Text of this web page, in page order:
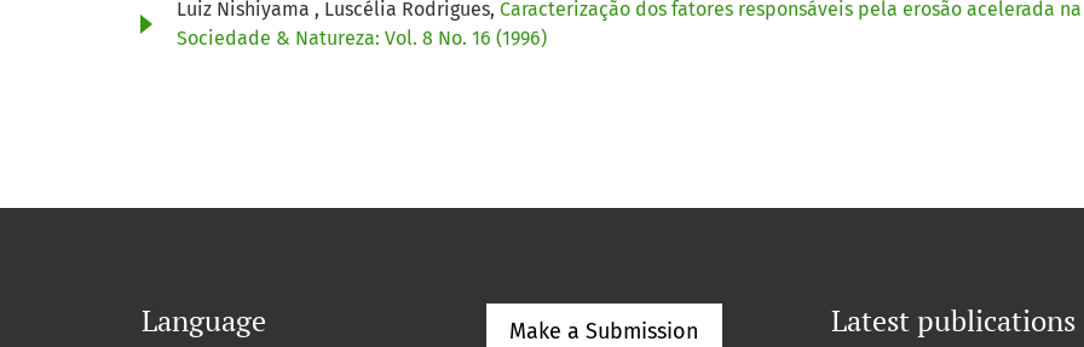
Luiz Nishiyama , Luscélia Rodrigues, Caracterização dos fatores responsáveis pela erosão acelerada
Sociedade & Natureza: Vol. 8 No. 16 (1996)
Language Make a Submission Latest publications